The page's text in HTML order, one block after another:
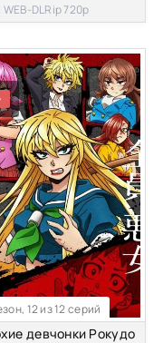
DLRip 720p
12 из 12 серий
девчонки Рокудо